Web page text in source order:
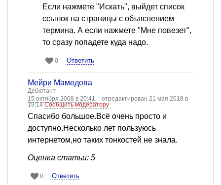
Если нажмете "Искать", выйдет список
ссылок на страницы с объяснением
термина. А если нажмете "Мне повезет",
то сразу попадете куда надо.
0 Ответить
Мейри Мамедова
Дебютант
15 октября 2008 в 20:41
отредактирован 21 мая 2018 в
19:14Сообщить модератору
Спасибо большое.Всё очень просто и
доступно.Несколько лет пользуюсь
интернетом,но таких тонкостей не знала.
Оценка статьи: 5
0 Ответить